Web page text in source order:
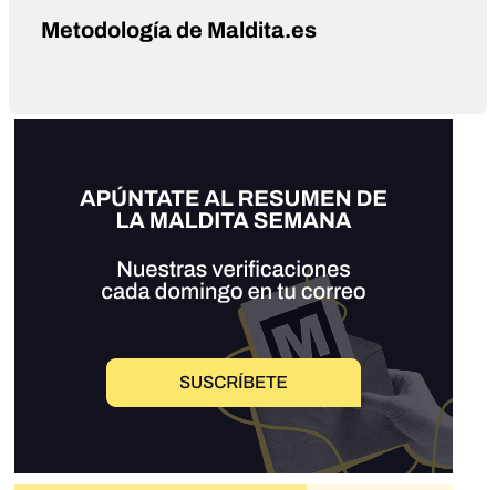
Metodología de Maldita.es